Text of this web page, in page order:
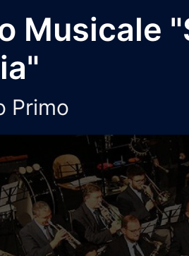
Musicale
Primo